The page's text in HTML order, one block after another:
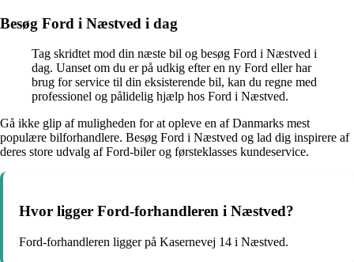
Besøg Ford i Næstved i dag
Tag skridtet mod din næste bil og besøg Ford i Næstved i
dag. Uanset om du er på udkig efter en ny Ford eller har
brug for service til din eksisterende bil, kan du regne med
professionel og pålidelig hjælp hos Ford i Næstved.
Gå ikke glip af muligheden for at opleve en af Danmarks mest
populære bilforhandlere. Besøg Ford i Næstved og lad dig inspirere af
deres store udvalg af Ford-biler og førsteklasses kundeservice.
Hvor ligger Ford-forhandleren i Næstved?
Ford-forhandleren ligger på Kasernevej 14 i Næstved.